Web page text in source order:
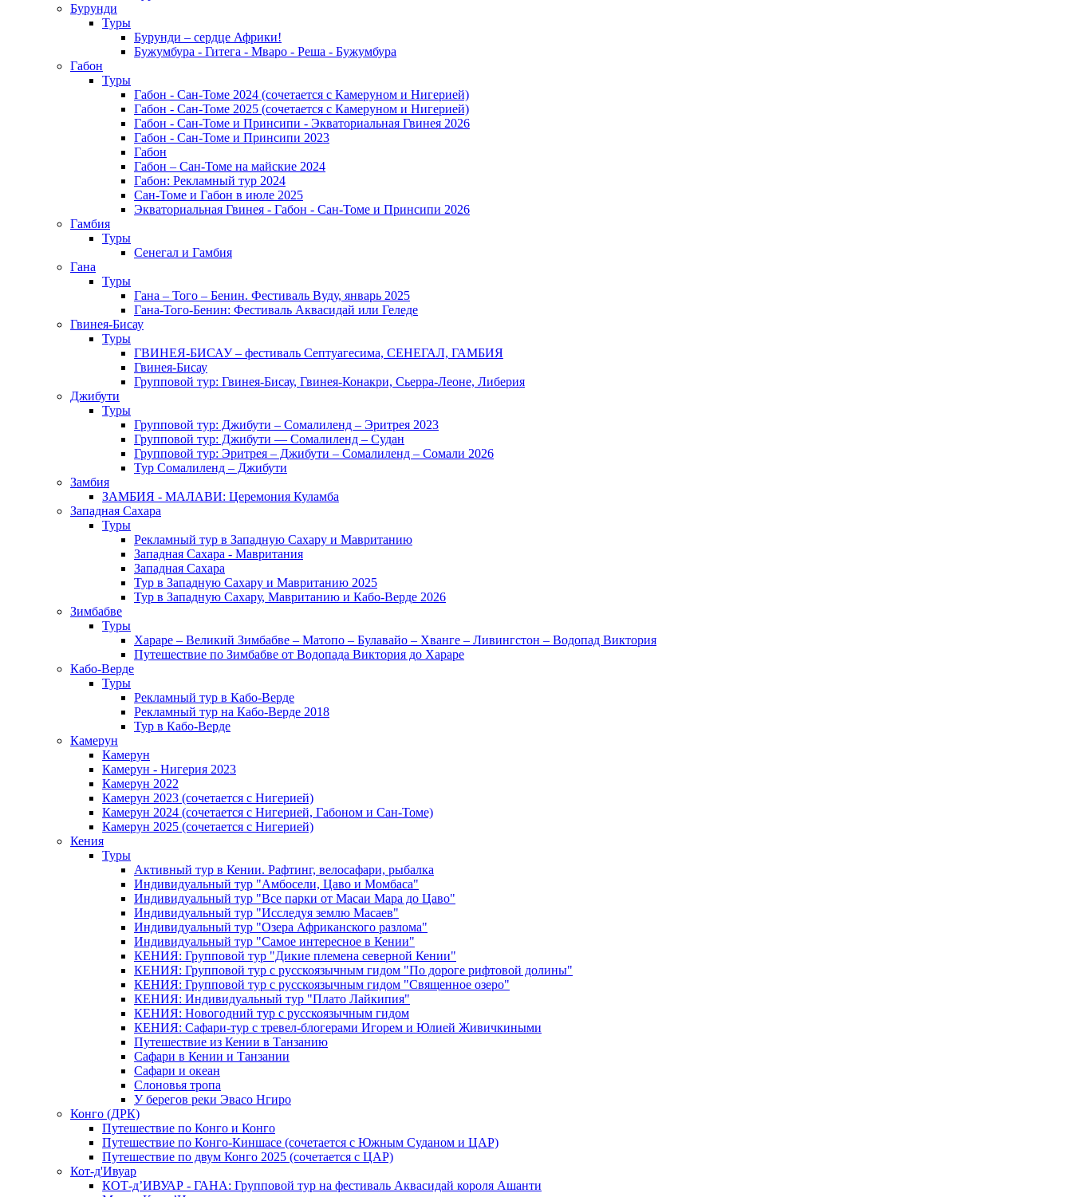
Бурунди
Туры
Бурунди – сердце Африки!
Бужумбура - Гитега - Мваро - Реша - Бужумбура
Габон
Туры
Габон - Сан-Томе 2024 (сочетается с Камеруном и Нигерией)
Габон - Сан-Томе 2025 (сочетается с Камеруном и Нигерией)
Габон - Сан-Томе и Принсипи - Экваториальная Гвинея 2026
Габон - Сан-Томе и Принсипи 2023
Габон
Габон – Сан-Томе на майские 2024
Габон: Рекламный тур 2024
Сан-Томе и Габон в июле 2025
Экваториальная Гвинея - Габон - Сан-Томе и Принсипи 2026
Гамбия
Туры
Сенегал и Гамбия
Гана
Туры
Гана – Того – Бенин. Фестиваль Вуду, январь 2025
Гана-Того-Бенин: Фестиваль Аквасидай или Геледе
Гвинея-Бисау
Туры
ГВИНЕЯ-БИСАУ – фестиваль Септуагесима, СЕНЕГАЛ, ГАМБИЯ
Гвинея-Бисау
Групповой тур: Гвинея-Бисау, Гвинея-Конакри, Сьерра-Леоне, Либерия
Джибути
Туры
Групповой тур: Джибути – Cомалиленд – Эритрея 2023
Групповой тур: Джибути — Сомалиленд – Судан
Групповой тур: Эритрея – Джибути – Сомалиленд – Сомали 2026
Тур Cомалиленд – Джибути
Замбия
ЗАМБИЯ - МАЛАВИ: Церемония Куламба
Западная Сахара
Туры
Рекламный тур в Западную Сахару и Мавританию
Западная Сахара - Мавритания
Западная Сахара
Тур в Западную Сахару и Мавританию 2025
Тур в Западную Сахару, Мавританию и Кабо-Верде 2026
Зимбабве
Туры
Хараре – Великий Зимбабве – Матопо – Булавайо – Хванге – Ливингстон – Водопад Виктория
Путешествие по Зимбабве от Водопада Виктория до Хараре
Кабо-Верде
Туры
Рекламный тур в Кабо-Верде
Рекламный тур на Кабо-Верде 2018
Тур в Кабо-Верде
Камерун
Камерун
Камерун - Нигерия 2023
Камерун 2022
Камерун 2023 (сочетается с Нигерией)
Камерун 2024 (сочетается с Нигерией, Габоном и Сан-Томе)
Камерун 2025 (сочетается с Нигерией)
Кения
Туры
Активный тур в Кении. Рафтинг, велосафари, рыбалка
Индивидуальный тур "Амбосели, Цаво и Момбаса"
Индивидуальный тур "Все парки от Масаи Мара до Цаво"
Индивидуальный тур "Исследуя землю Масаев"
Индивидуальный тур "Озера Африканского разлома"
Индивидуальный тур "Самое интересное в Кении"
КЕНИЯ: Групповой тур "Дикие племена северной Кении"
КЕНИЯ: Групповой тур с русскоязычным гидом "По дороге рифтовой долины"
КЕНИЯ: Групповой тур с русскоязычным гидом "Священное озеро"
КЕНИЯ: Индивидуальный тур "Плато Лайкипия"
КЕНИЯ: Новогодний тур с русскоязычным гидом
КЕНИЯ: Сафари-тур с тревел-блогерами Игорем и Юлией Живичкиными
Путешествие из Кении в Танзанию
Сафари в Кении и Танзании
Сафари и океан
Слоновья тропа
У берегов реки Эвасо Нгиро
Конго (ДРК)
Путешествие по Конго и Конго
Путешествие по Конго-Киншасе (сочетается с Южным Суданом и ЦАР)
Путешествие по двум Конго 2025 (сочетается с ЦАР)
Кот-д'Ивуар
КОТ-д’ИВУАР - ГАНА: Групповой тур на фестиваль Аквасидай короля Ашанти